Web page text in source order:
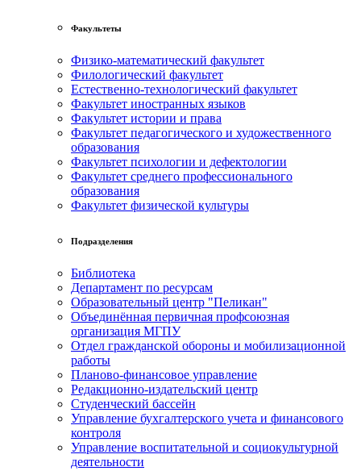
Факультеты
Физико-математический факультет
Филологический факультет
Естественно-технологический факультет
Факультет иностранных языков
Факультет истории и права
Факультет педагогического и художественного
образования
Факультет психологии и дефектологии
Факультет среднего профессионального
образования
Факультет физической культуры
Подразделения
Библиотека
Департамент по ресурсам
Образовательный центр "Пеликан"
Объединённая первичная профсоюзная
организация МГПУ
Отдел гражданской обороны и мобилизационной
работы
Планово-финансовое управление
Редакционно-издательский центр
Студенческий бассейн
Управление бухгалтерского учета и финансового
контроля
Управление воспитательной и социокультурной
деятельности